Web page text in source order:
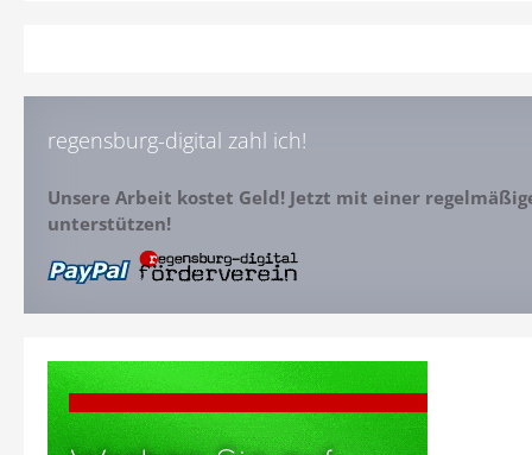
regensburg-digital zahl ich!
Unsere Arbeit kostet Geld! Jetzt mit einer
unterstützen!